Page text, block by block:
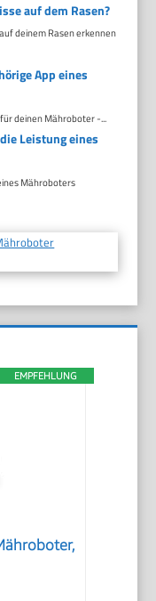
auf dem Rasen?
deinem Rasen erkennen
App eines
deinen Mähroboter -...
Leistung eines
Mähroboters
EMPFEHLUNG